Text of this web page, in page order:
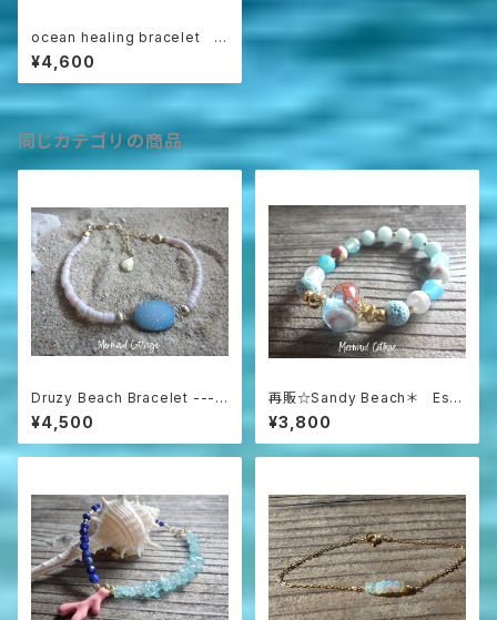
ocean healing bracelet
ホヌ *sv925*
¥4,600
同じカテゴリの商品
Druzy Beach Bracelet ---b
lue druzy & shell
¥4,500
再販☆Sandy Beach＊ Ess
ential Oil Diffuser Bracelet
¥3,800